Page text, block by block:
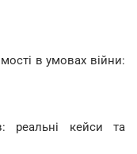
в умовах війни:
реальні кейси та